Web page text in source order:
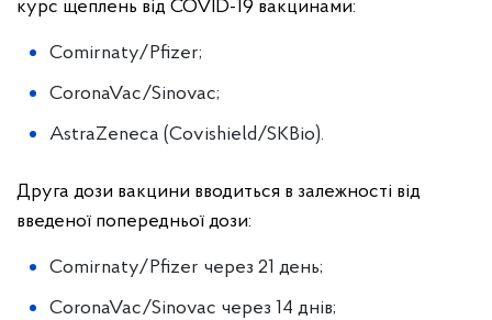
курс щеплень від COVID-19 вакцинами:
Comirnaty/Pfizer;
CoronaVac/Sinovac;
AstraZeneca (Covishield/SKBio).
Друга дози вакцини вводиться в залежності від
введеної попередньої дози:
Comirnaty/Pfizer через 21 день;
CoronaVac/Sinovac через 14 днів;